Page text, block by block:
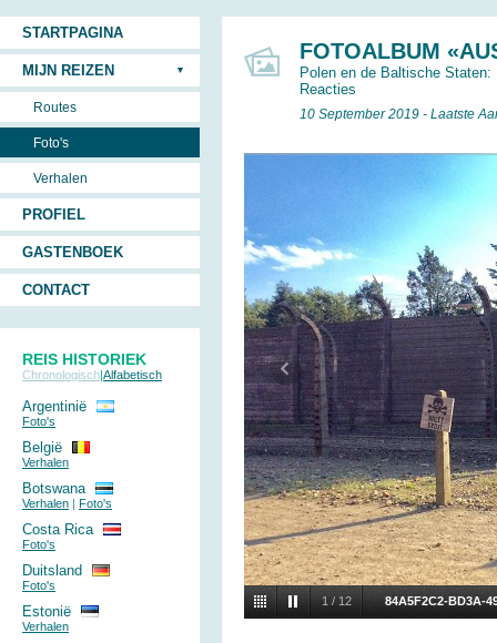
FOTOALBUM
Polen en de Baltische
Reacties
10 September 2019 - Laatste
1 / 12 84A5F2C2-BD3A-
STARTPAGINA
MIJN REIZEN
Routes
Foto's
Verhalen
PROFIEL
GASTENBOEK
CONTACT
REIS HISTORIEK
Chronologisch|Alfabetisch
Argentinië
Foto's
België
Verhalen
Botswana
Verhalen | Foto's
Costa Rica
Foto's
Duitsland
Foto's
Estonië
Verhalen